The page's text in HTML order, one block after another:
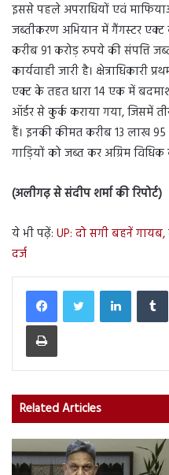
इससे पहले अपराधियों एवं
जब्तीकरण अभियान में गैंगस्टर
करीब 91 करोड़ रुपये की संपत्ति
कार्यवाही जारी है। क्षेत्राधिकारी
एक्ट के तहत धारा 14 एक में
ऑर्डर से कुर्क कराया गया, जिसमें
हैं। इनकी कीमत करीब 13 लाख 95
गाड़ियों को जब्त कर अग्रिम विधिक
(अलीगढ़ से संदीप शर्मा की रिपोर्ट)
ये भी पढ़ें: UP: दो सगी बहनें
दर्ज
LinkedIn
Print
Related Articles